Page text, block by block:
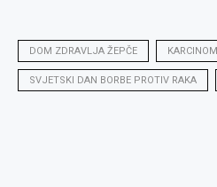
DOM ZDRAVLJA ŽEPČE KARCINOM
SVJETSKI DAN BORBE PROTIV RAKA